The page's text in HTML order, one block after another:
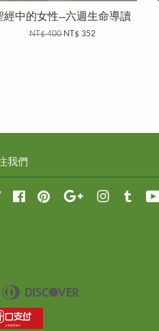
經中的女性--六週生命導讀
NT$ 400NT$ 352
我們
Twitter FacebookPinterest Google InstagramTumblr
JCB
Diners